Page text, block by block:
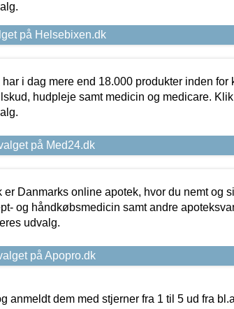
på Helsebixen.dk
har i dag mere end 18.000 produkter inden for
hudpleje samt medicin og medicare.
på Med24.dk
er Danmarks online apotek, hvor du nemt og
og håndkøbsmedicin samt andre
udvalg.
på Apopro.dk
dem med stjerner fra 1 til 5 ud fra